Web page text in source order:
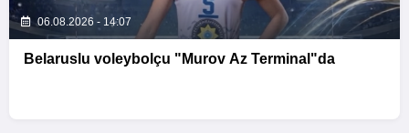
06.08.2026 - 14:07
Belaruslu voleybolçu "Murov Az Terminal"da